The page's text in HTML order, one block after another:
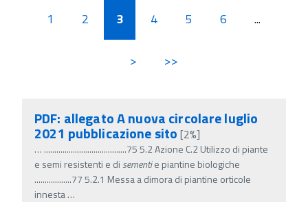
1 2 3 4 5 6 ...
> >>
PDF: allegato A nuova circolare luglio
2021 pubblicazione sito [2%]
… ........................................75 5.2 Azione C.2 Utilizzo di piante
e semi resistenti e di sementie piantine biologiche
..................77 5.2.1 Messa a dimora di piantine orticole
innesta…